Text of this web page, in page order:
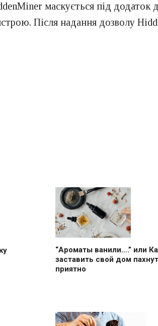
маскується під додаток
Після надання дозволу
“Ароматы ванили….” или
заставить свой дом
приятно